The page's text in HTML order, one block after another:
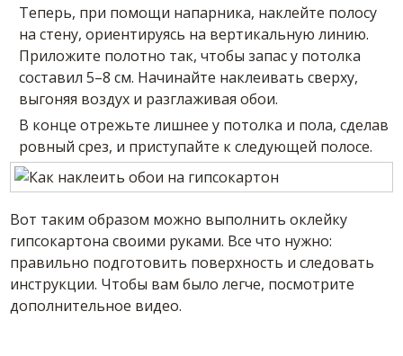
Теперь, при помощи напарника, наклейте полосу
на стену, ориентируясь на вертикальную линию.
Приложите полотно так, чтобы запас у потолка
составил 5–8 см. Начинайте наклеивать сверху,
выгоняя воздух и разглаживая обои.
В конце отрежьте лишнее у потолка и пола, сделав
ровный срез, и приступайте к следующей полосе.
Вот таким образом можно выполнить оклейку
гипсокартона своими руками. Все что нужно:
правильно подготовить поверхность и следовать
инструкции. Чтобы вам было легче, посмотрите
дополнительное видео.